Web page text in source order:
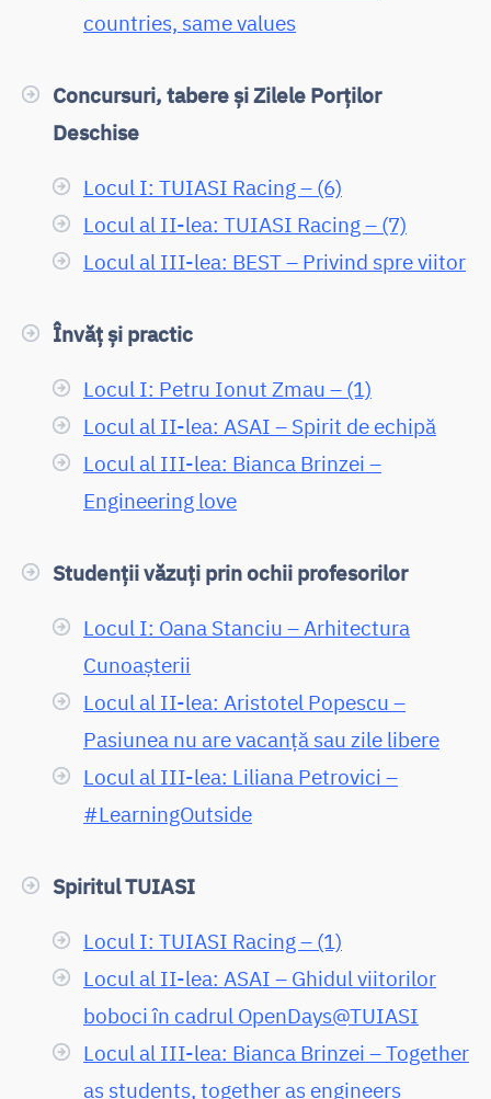
countries, same values
Concursuri, tabere și Zilele Porților
Deschise
Locul I: TUIASI Racing – (6)
Locul al II-lea: TUIASI Racing – (7)
Locul al III-lea: BEST – Privind spre viitor
Învăț și practic
Locul I: Petru Ionut Zmau – (1)
Locul al II-lea: ASAI – Spirit de echipă
Locul al III-lea: Bianca Brinzei –
Engineering love
Studenții văzuți prin ochii profesorilor
Locul I: Oana Stanciu – Arhitectura
Cunoașterii
Locul al II-lea: Aristotel Popescu –
Pasiunea nu are vacanță sau zile libere
Locul al III-lea: Liliana Petrovici –
#LearningOutside
Spiritul TUIASI
Locul I: TUIASI Racing – (1)
Locul al II-lea: ASAI – Ghidul viitorilor
boboci în cadrul OpenDays@TUIASI
Locul al III-lea: Bianca Brinzei – Together
as students, together as engineers